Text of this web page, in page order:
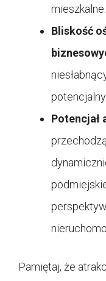
mieszkalne.
Bliskość
Potencjał
Pamiętaj, że